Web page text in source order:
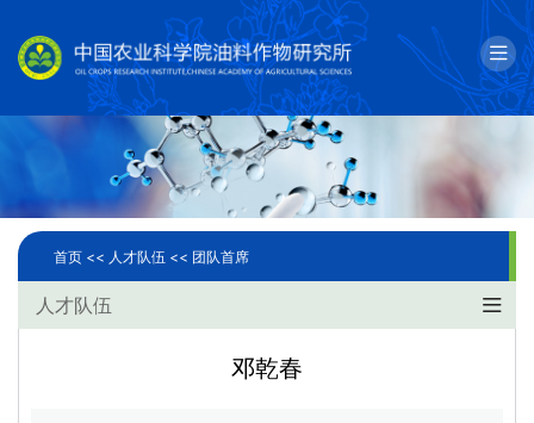
English 邮箱
科学研究
人才队伍
首页 << 人才队伍 << 团队首席
人才队伍
邓乾春